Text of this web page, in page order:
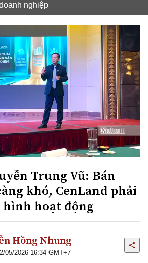
nghiệp
Trung Vũ: Bán
khó, CenLand phải
hoạt động
Hồng Nhung
05/2026 16:34 GMT+7